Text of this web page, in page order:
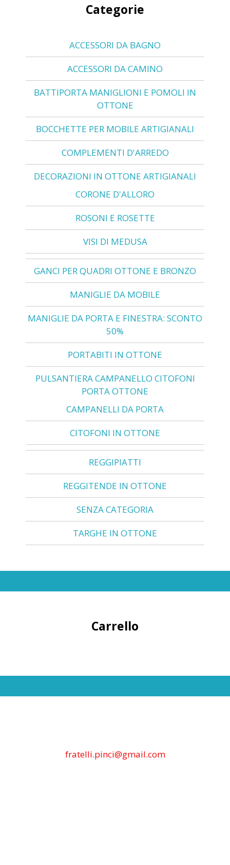
Categorie
ACCESSORI DA BAGNO
ACCESSORI DA CAMINO
BATTIPORTA MANIGLIONI E POMOLI IN
OTTONE
BOCCHETTE PER MOBILE ARTIGIANALI
COMPLEMENTI D'ARREDO
DECORAZIONI IN OTTONE ARTIGIANALI
CORONE D'ALLORO
ROSONI E ROSETTE
VISI DI MEDUSA
GANCI PER QUADRI OTTONE E BRONZO
MANIGLIE DA MOBILE
MANIGLIE DA PORTA E FINESTRA: SCONTO
50%
PORTABITI IN OTTONE
PULSANTIERA CAMPANELLO CITOFONI
PORTA OTTONE
CAMPANELLI DA PORTA
CITOFONI IN OTTONE
REGGIPIATTI
REGGITENDE IN OTTONE
SENZA CATEGORIA
TARGHE IN OTTONE
Carrello
fratelli.pinci@gmail.com